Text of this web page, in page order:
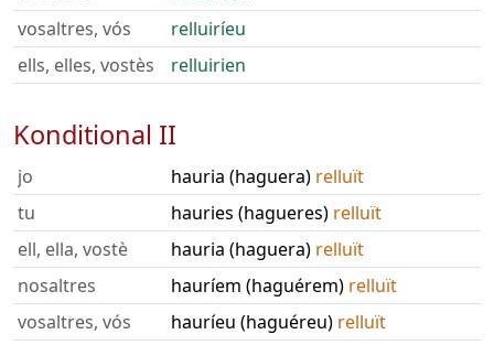
vosaltres, vós
relluiríeu
ells, elles, vostès
relluirien
Konditional II
jo hauria (haguera) relluït
tu
hauries (hagueres) relluït
ell, ella, vostè
hauria (haguera) relluït
nosaltres
hauríem (haguérem) relluït
vosaltres, vós
hauríeu (haguéreu) relluït